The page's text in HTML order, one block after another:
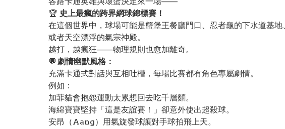
🏆 史上最瘋的跨界網球錦標賽！
在這個世界中，球場可能是蟹堡王餐廳門口、忍者龜的下水道基地
或者天空漂浮的氣宗神殿。
越打，越瘋狂——物理規則也愈加離奇。
💬 劇情幽默風格：
充滿卡通式對話與互相吐槽，每場比賽都有角色專屬劇情。
例如：
加菲貓會抱怨運動太累想回去吃千層麵。
海綿寶寶堅持「這是友誼賽！」卻意外使出超殺球。
安昂（Aang）用氣旋發球讓對手球拍飛上天。